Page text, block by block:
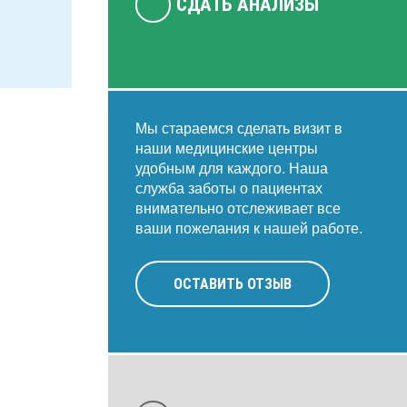
СДАТЬ АНАЛИЗЫ
Мы стараемся сделать визит в
наши медицинские центры
удобным для каждого. Наша
служба заботы о пациентах
внимательно отслеживает все
ваши пожелания к нашей работе.
ОСТАВИТЬ ОТЗЫВ